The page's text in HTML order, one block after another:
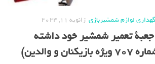
لوازم شمشیربازی ژانویه 11, 2024
تعمیر شمشیر خود داشته
والدین)